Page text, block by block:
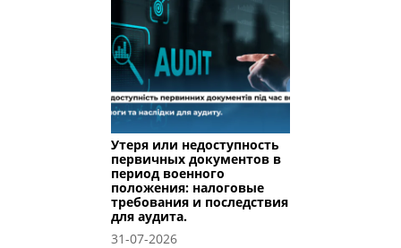
Утеря или недоступность
первичных документов в
период военного
положения: налоговые
требования и последствия
для аудита.
31-07-2026